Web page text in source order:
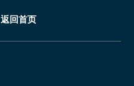
返回首页